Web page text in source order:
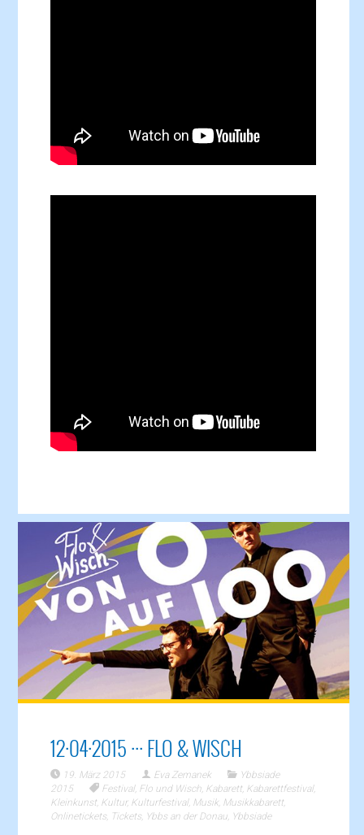
12·04·2015 ··· FLO & WISCH
19. März 2015 Eva Zemanek
Ybbsiade
2015
Festival, Flo und Wisch Kabarett Kabarettfestival,
Kleinkunst Kultur, Kulturfestival, Musik Musikkabarett
Onlinetickets Tickets Ybbs an der Donau Ybbsiade